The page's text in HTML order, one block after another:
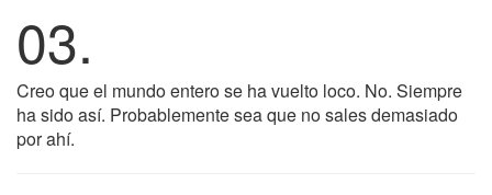
03.
Creo que el mundo entero se ha vuelto loco. No. Siempre
ha sido así. Probablemente sea que no sales demasiado
por ahí.